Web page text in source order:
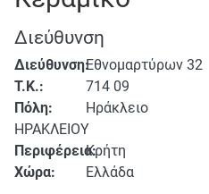
Διεύθυνση
Διεύθυνση:Εθνομαρτύρων 32
Τ.Κ.:
714 09
Πόλη:
Ηράκλειο
ΗΡΑΚΛΕΙΟΥ
Περιφέρεια:Κρήτη
Χώρα:
Ελλάδα